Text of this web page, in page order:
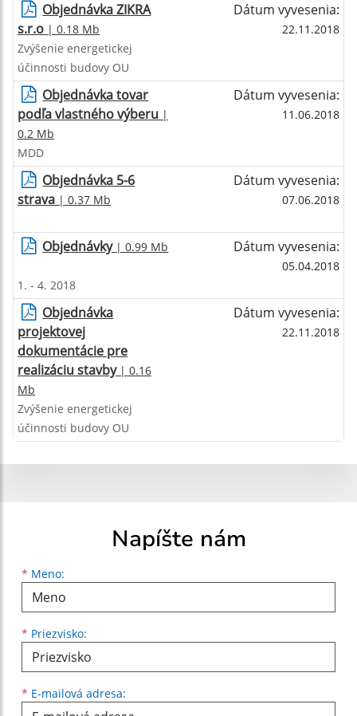
Objednávka ZIKRA
s.r.o | 0.18 Mb
Dátum vyvesenia:
22.11.2018
Zvýšenie energetickej
účinnosti budovy OU
Objednávka tovar
podľa vlastného výberu |
0.2 Mb
Dátum vyvesenia:
11.06.2018
MDD
Objednávka 5-6
strava | 0.37 Mb
Dátum vyvesenia:
07.06.2018
Objednávky | 0.99 Mb Dátum vyvesenia:
05.04.2018
1. - 4. 2018
Objednávka
projektovej
dokumentácie pre
realizáciu stavby| 0.16
Mb
Dátum vyvesenia:
22.11.2018
Zvýšenie energetickej
účinnosti budovy OU
Napíšte nám
* Meno:
Meno
* Priezvisko:
Priezvisko
* E-mailová adresa:
E-mailová adresa